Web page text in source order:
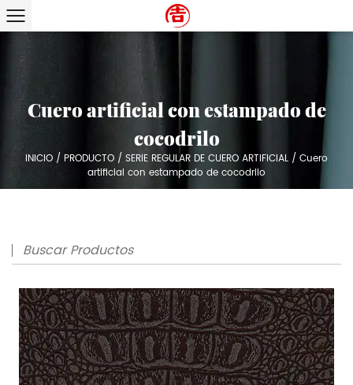
Cuero artificial con estampado de
cocodrilo
INICIO / PRODUCTO / SERIE REGULAR DE CUERO ARTIFICIAL / Cuero
artificial con estampado de cocodrilo